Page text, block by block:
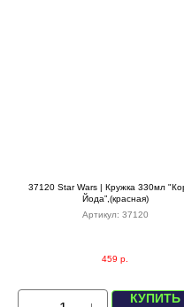
37120 Star Wars | Кружка 330мл
Йода”,(красная)
Артикул: 37120
459 р.
КУПИТЬ